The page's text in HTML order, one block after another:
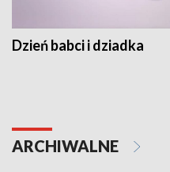
Dzień babci i dziadka
ARCHIWALNE